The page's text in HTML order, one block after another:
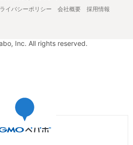
イバシーポリシー 会社概要
採用情報
Inc. All rights reserved.